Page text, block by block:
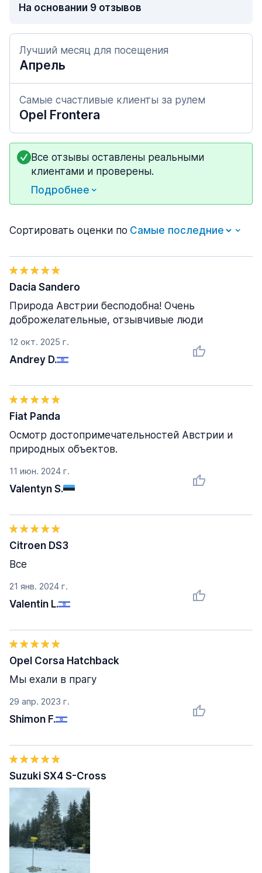
На основании 9 отзывов
Лучший месяц для посещения
Апрель
Самые счастливые клиенты за рулем
Opel Frontera
Все отзывы оставлены реальными
клиентами и проверены.
Подробнее
Сортировать оценки по
12 окт. 2025 г.
Andrey D.
Dacia Sandero
Природа Австрии бесподобна! Очень
доброжелательные, отзывчивые люди
11 июн. 2024 г.
Valentyn S.
Fiat Panda
Осмотр достопримечательностей Австрии и
природных объектов.
21 янв. 2024 г.
Valentin L.
Citroen DS3
Все
29 апр. 2023 г.
Shimon F.
Opel Corsa Hatchback
Мы ехали в прагу
Suzuki SX4 S-Cross